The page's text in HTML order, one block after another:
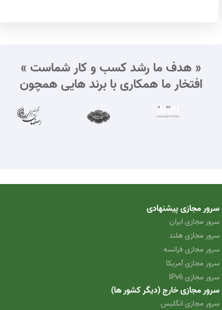
« هدف ما رشد کسب و کار شماست »
افتخار ما همکاری با برند هایی همچون
سرور مجازی پیشنهادی
سرور مجازی ایران
سرور مجازی هلند
سرور مجازی فرانسه
سرور مجازی آمریکا
سرور مجازی IPv6
سرور مجازی خارج (دیگر کشور ها)
سرور مجازی انگلیس